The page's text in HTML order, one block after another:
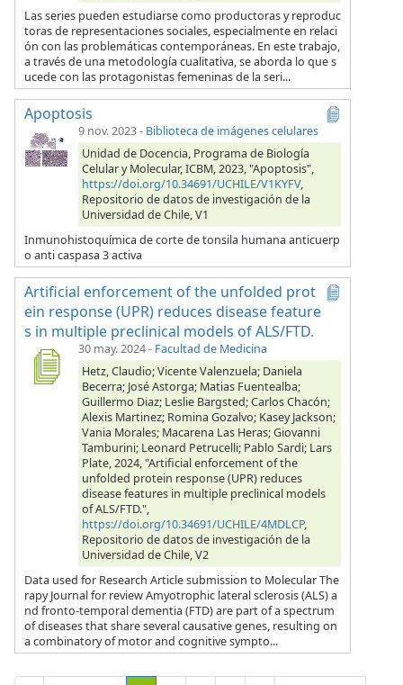
Las series pueden estudiarse como productoras y reproduc
toras de representaciones sociales, especialmente en relaci
ón con las problemáticas contemporáneas. En este trabajo,
a través de una metodología cualitativa, se aborda lo que s
ucede con las protagonistas femeninas de la seri...
Apoptosis
9 nov. 2023- Biblioteca de imágenes celulares
Unidad de Docencia, Programa de Biología
Celular y Molecular, ICBM, 2023, "Apoptosis",
https://doi.org/10.34691/UCHILE/V1KYFV,
Repositorio de datos de investigación de la
Universidad de Chile, V1
Inmunohistoquímica de corte de tonsila humana anticuerp
o anti caspasa 3 activa
Artificial enforcement of the unfolded prot
ein response (UPR) reduces disease feature
s in multiple preclinical models of ALS/FTD.
30 may. 2024- Facultad de Medicina
Hetz, Claudio; Vicente Valenzuela; Daniela
Becerra; José Astorga; Matias Fuentealba;
Guillermo Diaz; Leslie Bargsted; Carlos Chacón;
Alexis Martinez; Romina Gozalvo; Kasey Jackson;
Vania Morales; Macarena Las Heras; Giovanni
Tamburini; Leonard Petrucelli; Pablo Sardi; Lars
Plate, 2024, "Artificial enforcement of the
unfolded protein response (UPR) reduces
disease features in multiple preclinical models
of ALS/FTD.",
https://doi.org/10.34691/UCHILE/4MDLCP,
Repositorio de datos de investigación de la
Universidad de Chile, V2
Data used for Research Article submission to Molecular The
rapy Journal for review Amyotrophic lateral sclerosis (ALS) a
nd fronto-temporal dementia (FTD) are part of a spectrum
of diseases that share several causative genes, resulting on
a combinatory of motor and cognitive sympto...